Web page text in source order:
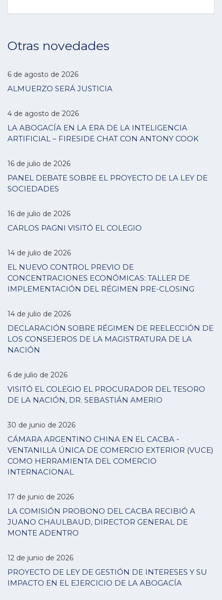
Otras novedades
6 de agosto de 2026
ALMUERZO SERÁ JUSTICIA
4 de agosto de 2026
LA ABOGACÍA EN LA ERA DE LA INTELIGENCIA
ARTIFICIAL – FIRESIDE CHAT CON ANTONY COOK
16 de julio de 2026
PANEL DEBATE SOBRE EL PROYECTO DE LA LEY DE
SOCIEDADES
16 de julio de 2026
CARLOS PAGNI VISITÓ EL COLEGIO
14 de julio de 2026
EL NUEVO CONTROL PREVIO DE
CONCENTRACIONES ECONÓMICAS: TALLER DE
IMPLEMENTACIÓN DEL RÉGIMEN PRE-CLOSING
14 de julio de 2026
DECLARACIÓN SOBRE RÉGIMEN DE REELECCIÓN DE
LOS CONSEJEROS DE LA MAGISTRATURA DE LA
NACIÓN
6 de julio de 2026
VISITÓ EL COLEGIO EL PROCURADOR DEL TESORO
DE LA NACIÓN, DR. SEBASTIÁN AMERIO
30 de junio de 2026
CÁMARA ARGENTINO CHINA EN EL CACBA -
VENTANILLA ÚNICA DE COMERCIO EXTERIOR (VUCE)
COMO HERRAMIENTA DEL COMERCIO
INTERNACIONAL
17 de junio de 2026
LA COMISIÓN PROBONO DEL CACBA RECIBIÓ A
JUANO CHAULBAUD, DIRECTOR GENERAL DE
MONTE ADENTRO
12 de junio de 2026
PROYECTO DE LEY DE GESTIÓN DE INTERESES Y SU
IMPACTO EN EL EJERCICIO DE LA ABOGACÍA